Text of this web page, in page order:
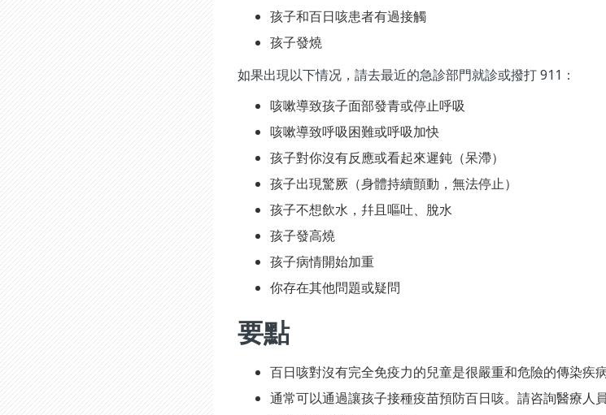
孩子和百日咳患者有過接觸
孩子發燒
如果出現以下情况，請去最近的急診部門就診或撥打 911：
咳嗽導致孩子面部發青或停止呼吸
咳嗽導致呼吸困難或呼吸加快
孩子對你沒有反應或看起來遲鈍（呆滯）
孩子出現驚厥（身體持續顫動，無法停止）
孩子不想飲水，幷且嘔吐、脫水
孩子發高燒
孩子病情開始加重
你存在其他問題或疑問
要點
百日咳對沒有完全免疫力的兒童是很嚴重和危險的傳染疾病
通常可以通過讓孩子接種疫苗預防百日咳。請咨詢醫療人員